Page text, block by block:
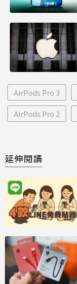
AirPods Pro 3
AirPods Pro 2
延伸閱讀